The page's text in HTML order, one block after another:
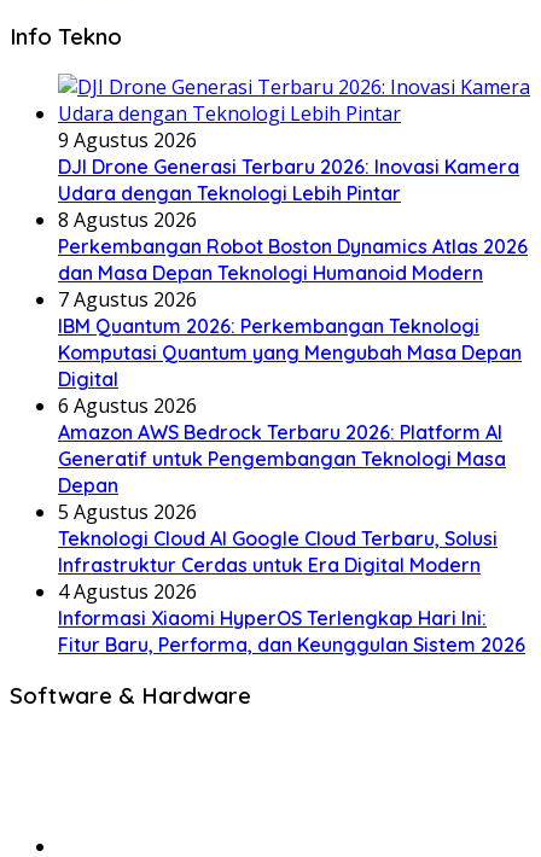
Info Tekno
9 Agustus 2026
DJI Drone Generasi Terbaru 2026: Inovasi Kamera
Udara dengan Teknologi Lebih Pintar
8 Agustus 2026
Perkembangan Robot Boston Dynamics Atlas 2026
dan Masa Depan Teknologi Humanoid Modern
7 Agustus 2026
IBM Quantum 2026: Perkembangan Teknologi
Komputasi Quantum yang Mengubah Masa Depan
Digital
6 Agustus 2026
Amazon AWS Bedrock Terbaru 2026: Platform AI
Generatif untuk Pengembangan Teknologi Masa
Depan
5 Agustus 2026
Teknologi Cloud AI Google Cloud Terbaru, Solusi
Infrastruktur Cerdas untuk Era Digital Modern
4 Agustus 2026
Informasi Xiaomi HyperOS Terlengkap Hari Ini:
Fitur Baru, Performa, dan Keunggulan Sistem 2026
Software & Hardware